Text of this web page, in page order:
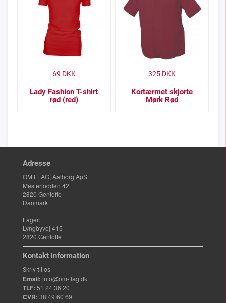
Lady Fashion T-shirt
rød (red)
69 DKK
Kortærmet skjorte
Mørk Rød
325DKK
Adresse
OM FLAG, Aalborg ApS
Mesterlodden 42
2820 Gentofte
Danmark
Lager:
Lyngbyvej 415
2820 Gentofte
Kontakt information
Skriv til os
Email: info@om-flag.dk
TLF: 51 24 36 20
CVR: 38 49 60 69